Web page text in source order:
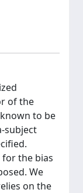
of the
to be
subject
for the bias
We
on the